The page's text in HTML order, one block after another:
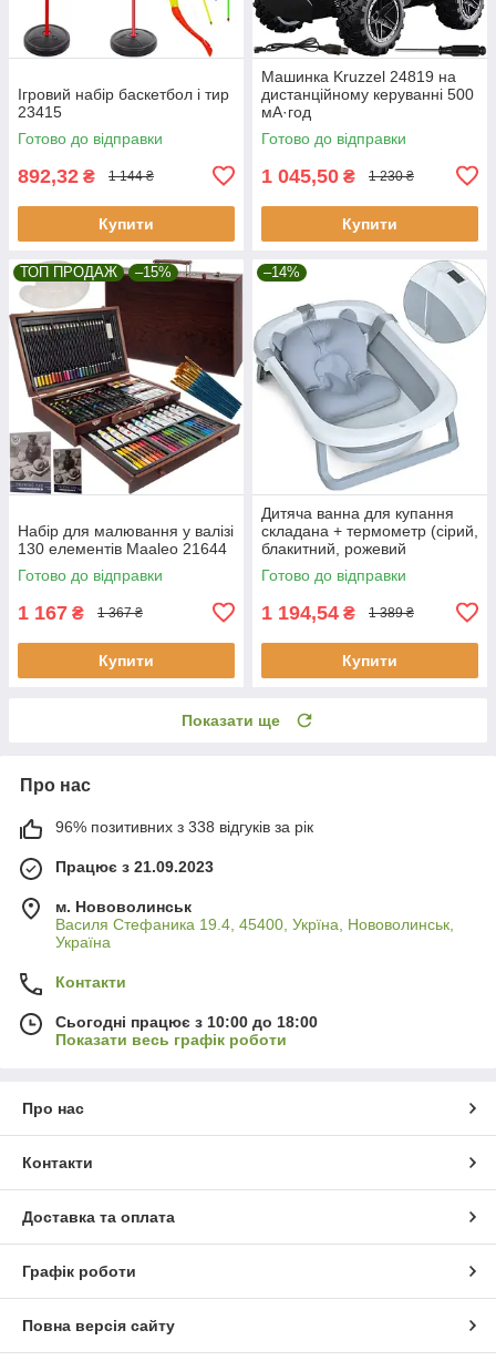
Ігровий набір баскетбол і тир
23415
Готово до відправки
892,32 ₴ 1 144 ₴
Купити
Машинка Kruzzel 24819 на
дистанційному керуванні 500
мА·год
Готово до відправки
1 045,50 ₴ 1 230 ₴
Купити
ТОП ПРОДАЖ –15%
Набір для малювання у валізі
130 елементів Maaleo 21644
Готово до відправки
1 167 ₴ 1 367 ₴
Купити
–14%
Дитяча ванна для купання
складана + термометр (сірий,
блакитний, рожевий
кольори), переносна ванна
Готово до відправки
1 194,54 ₴ 1 389 ₴
Купити
Показати ще
Про нас
96% позитивних з 338 відгуків за рік
Працює з 21.09.2023
м. Нововолинськ
Василя Стефаника 19.4, 45400, Укрїна, Нововолинськ,
Україна
Контакти
Сьогодні працює з 10:00 до 18:00
Показати весь графік роботи
Про нас
Контакти
Доставка та оплата
Графік роботи
Повна версія сайту